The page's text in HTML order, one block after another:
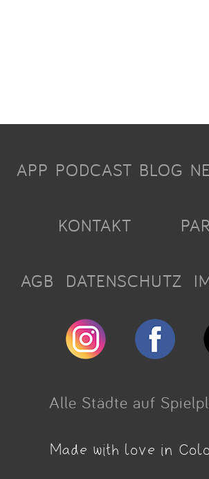
APP PODCAST BLOG
KONTAKT
AGB DATENSCHUTZ
Alle Städte auf
Made with love in